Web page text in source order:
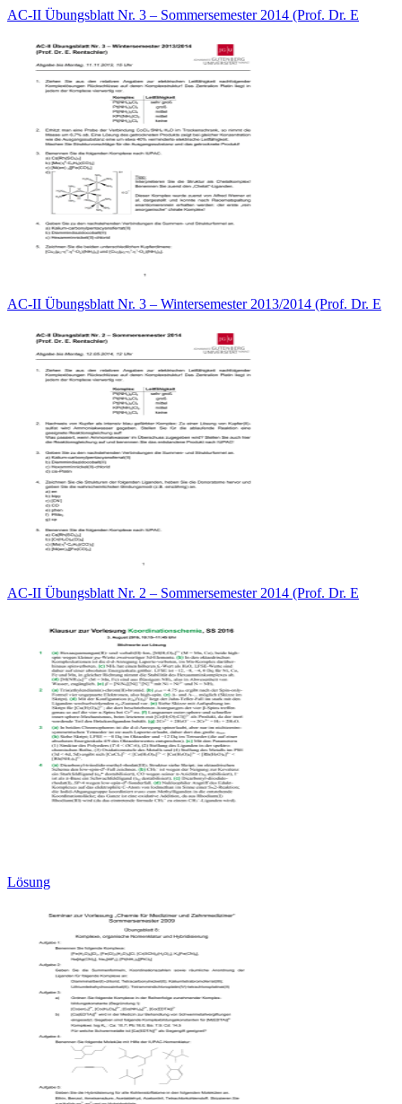
AC-II Übungsblatt Nr. 3 – Sommersemester 2014 (Prof. Dr. E
AC-II Übungsblatt Nr. 3 – Wintersemester 2013/2014 (Prof. Dr. E
AC-II Übungsblatt Nr. 2 – Sommersemester 2014 (Prof. Dr. E
Lösung